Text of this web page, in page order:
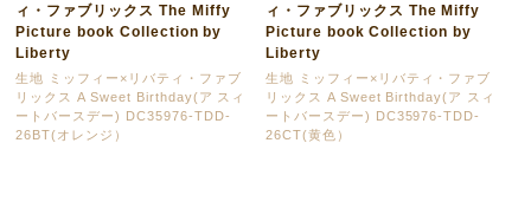
ィ・ファブリックス The Miffy
Picture book Collection by
Liberty
生地 ミッフィー×リバティ・ファブ
リックス A Sweet Birthday(ア スィ
ートバースデー) DC35976-TDD-
26BT(オレンジ）
ィ・ファブリックス The Miffy
Picture book Collection by
Liberty
生地 ミッフィー×リバティ・ファブ
リックス A Sweet Birthday(ア スィ
ートバースデー) DC35976-TDD-
26CT(黄色）